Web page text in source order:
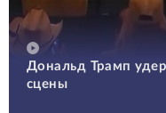
Дональд Трамп
сцены